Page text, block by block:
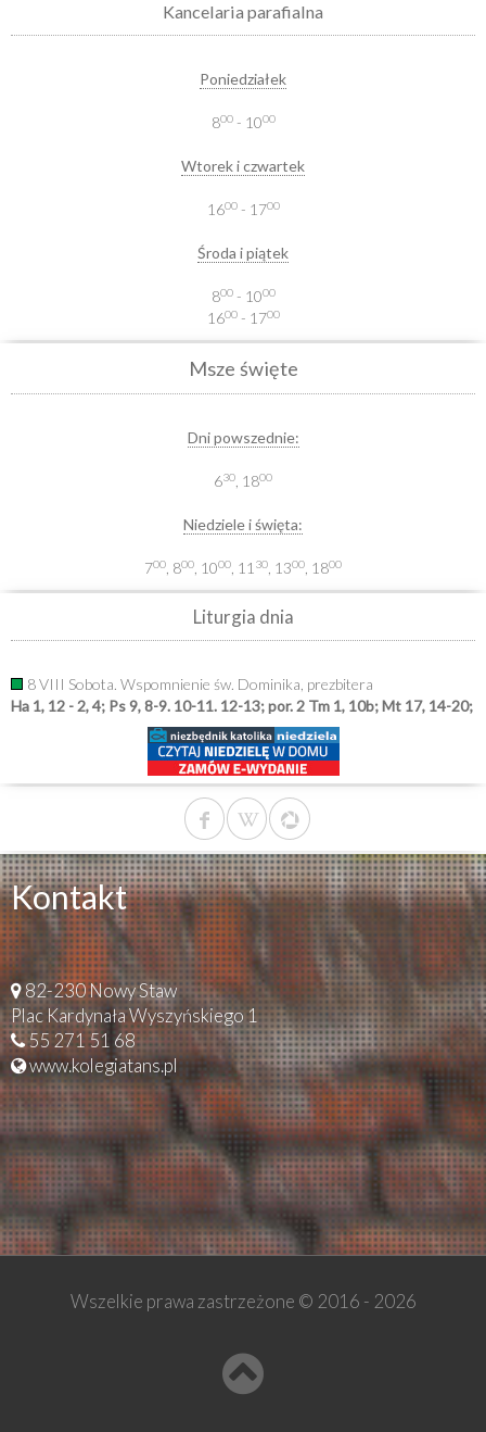
Kancelaria parafialna
Poniedziałek
800- 1000
Wtorek i czwartek
1600- 1700
Środa i piątek
800- 1000
1600- 1700
Msze święte
Dni powszednie:
630 , 1800
Niedziele i święta:
700 , 800 , 1000 , 11 30 , 1300 , 1800
Liturgia dnia
8 VIII Sobota. Wspomnienie św. Dominika, prezbitera
Ha 1, 12 - 2, 4; Ps 9, 8-9. 10-11. 12-13; por. 2 Tm 1, 10b; Mt 17, 14-20;
Kontakt
82-230 Nowy Staw
Plac Kardynała Wyszyńskiego 1
55 271 51 68
www.kolegiatans.pl
Wszelkie prawa zastrzeżone © 2016 - 2026